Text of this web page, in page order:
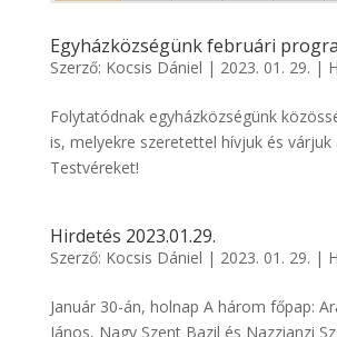
Egyházközségünk februári
Szerző: Kocsis Dániel | 2023. 01. 29. |
Folytatódnak egyházközségünk
is, melyekre szeretettel hívjuk és várjuk
Testvéreket!
Hirdetés 2023.01.29.
Szerző: Kocsis Dániel | 2023. 01. 29. |
Január 30-án, holnap A három főpap:
János, Nagy Szent Bazil és Nazzianzi